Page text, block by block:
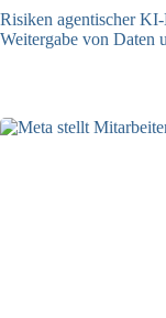
Risiken agentischer
Weitergabe von Daten